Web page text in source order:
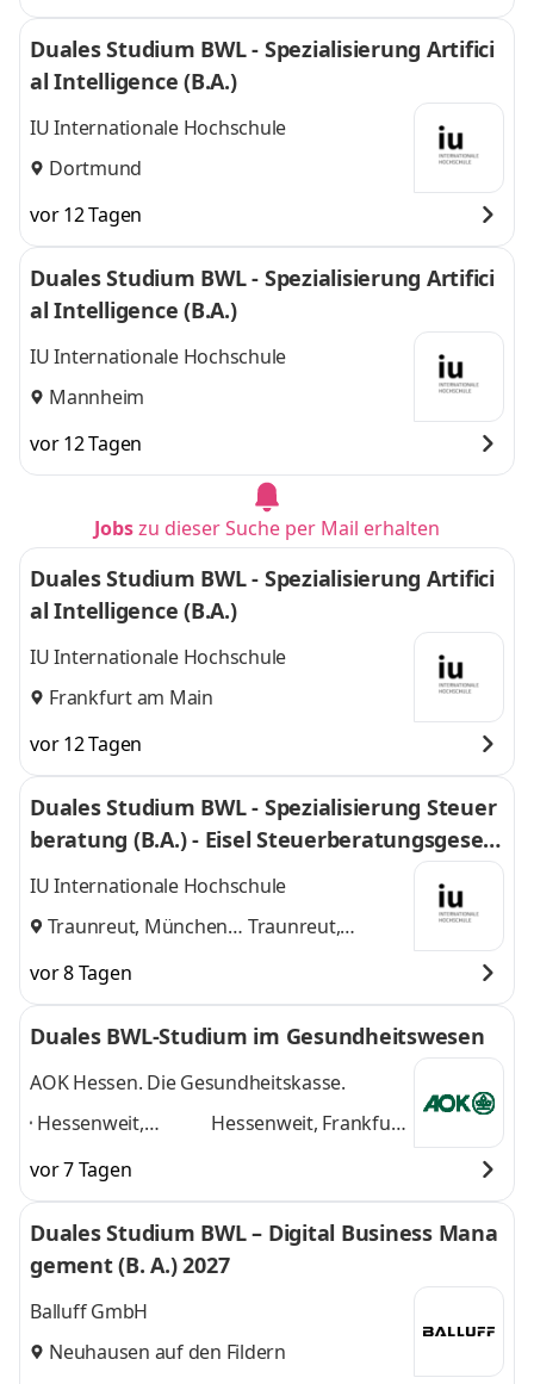
Duales Studium BWL - Spezialisierung Artifici
al Intelligence (B.A.)
IU Internationale Hochschule
Dortmund
vor 12 Tagen
Duales Studium BWL - Spezialisierung Artifici
al Intelligence (B.A.)
IU Internationale Hochschule
Mannheim
vor 12 Tagen
Jobszu dieser Suche per Mail erhalten
Duales Studium BWL - Spezialisierung Artifici
al Intelligence (B.A.)
IU Internationale Hochschule
Frankfurt am Main
vor 12 Tagen
Duales Studium BWL - Spezialisierung Steuer
beratung (B.A.) - Eisel Steuerberatungsgesell
schaft mbH & Co. KG
IU Internationale Hochschule
Traunreut, München
Traunreut,
vor 8 Tagen
Duales BWL-Studium im Gesundheitswesen
AOK Hessen. Die Gesundheitskasse.
Hessenweit,
Darmstadt, Kassel,
Gießen, Dieburg,
Hanau, Wiesbaden,
Marburg,
Hessenweit, Frankfurt
Dieburg, Hanau,
Wiesbaden, Marburg
und 6 weitere
vor 7 Tagen
Duales Studium BWL – Digital Business Mana
gement (B. A.) 2027
Balluff GmbH
Neuhausen auf den Fildern